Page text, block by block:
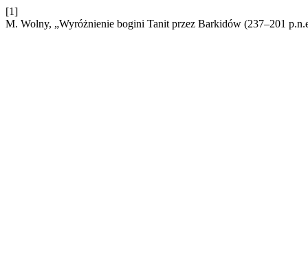
[1]
M. Wolny, „Wyróżnienie bogini Tanit przez Barkidów (237–201